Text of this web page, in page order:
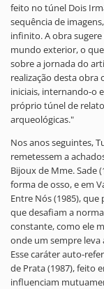
feito no túnel Dois
sequência de
infinito. A obra
mundo exterior, o
sobre a jornada do
realização desta obra
iniciais, internando-o
próprio túnel de
arqueológicas."
Nos anos seguintes,
remetessem a
Bijoux de Mme. Sade
forma de osso, e em
Entre Nós (1985),
que desafiam a
constante, como ele
onde um sempre leva
Esse caráter auto-
de Prata (1987), feito
influenciam